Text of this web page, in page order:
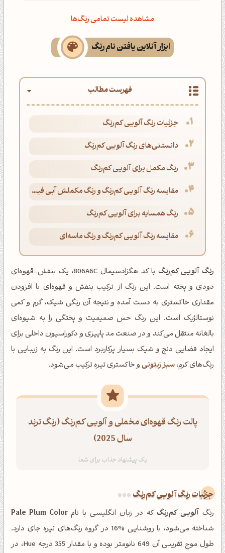
مشاهده لیست تمامی رنگ‌ها
ابزار آنلاین یافتن نام رنگ
فهرست مطالب
جزئیات رنگ آلویی کم‌رنگ
دانستنی‌های رنگ آلویی کم‌رنگ
رنگ مکمل برای آلویی کم‌رنگ
مقایسه رنگ آلویی کم‌رنگ و رنگ مکملش آبی فیروزه‌ای پاستلی
رنگ همسایه برای آلویی کم‌رنگ
مقایسه رنگ آلویی کم‌رنگ و رنگ ماسه‌ای
رنگ آلویی کم‌رنگ
با کد هگزادسیمال 806A6C، یک بنفش-قهوه‌ای
دودی و پخته است. این رنگ از ترکیب بنفش و قهوه‌ای با افزودن
مقداری خاکستری به دست آمده و نتیجه آن رنگی شیک، گرم و کمی
نوستالژیک است. این رنگ حس صمیمیت و پختگی را به شیوه‌ای
بالغانه منتقل می‌کند و در صنعت مد پاییزی و دکوراسیون داخلی برای
ایجاد فضایی دنج و شیک بسیار پرکاربرد است. این رنگ به زیبایی با
رنگ‌های کرم،سبز زیتونیو خاکستری تیره ترکیب می‌شود.
پالت رنگ قهوه‌ای مخملی و آلویی کم‌رنگ (رنگ ترند
سال 2025)
جزئیات رنگ آلویی کم‌رنگ
رنگ آلویی کم‌رنگکه در زبان انگلیسی با نامPale Plum Color
شناخته می‌شود، با روشنایی %16 در گروه رنگ‌های تیره جای دارد.
طول موج تقریبی آن 649 نانومتر بوده و با مقدار 355 درجه Hue، در